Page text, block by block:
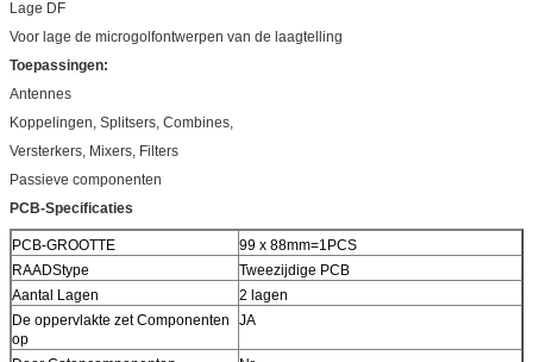
Lage DF
Voor lage de microgolfontwerpen van de laagtelling
Toepassingen:
Antennes
Koppelingen, Splitsers, Combines,
Versterkers, Mixers, Filters
Passieve componenten
PCB-Specificaties
PCB-GROOTTE
99 x 88mm=1PCS
RAADStype
Tweezijdige PCB
Aantal Lagen
2 lagen
De oppervlakte zet Componenten
op
JA